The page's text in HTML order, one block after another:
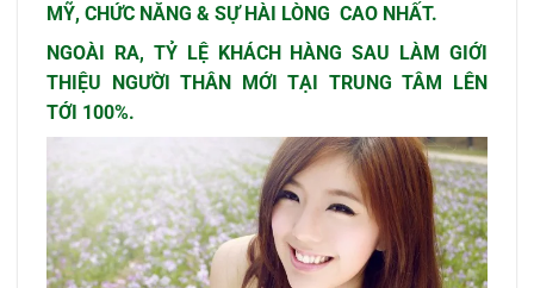
MỸ, CHỨC NĂNG & SỰ HÀI LÒNG CAO NHẤT.
NGOÀI RA, TỶ LỆ KHÁCH HÀNG SAU LÀM GIỚI
THIỆU NGƯỜI THÂN MỚI TẠI TRUNG TÂM LÊN
TỚI 100%.